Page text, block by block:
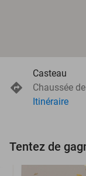
Casteau
Chaussée
Itinéraire